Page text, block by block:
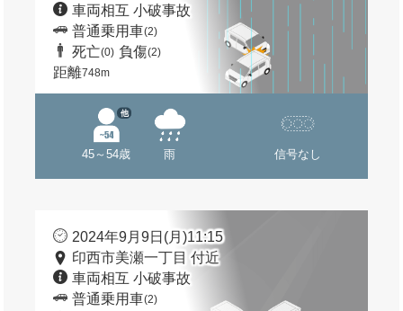
車両相互 小破事故
普通乗用車(2)
死亡(0) 負傷(2)
距離748m
45～54歳
他
雨 信号なし
2024年9月9日(月)11:15
印西市美瀬一丁目 付近
車両相互 小破事故
普通乗用車(2)